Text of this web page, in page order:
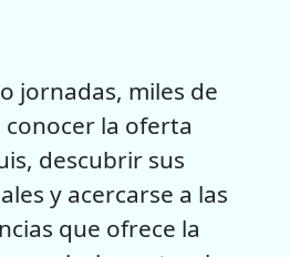
jornadas, miles de
la oferta
descubrir sus
y acercarse a las
que ofrece la